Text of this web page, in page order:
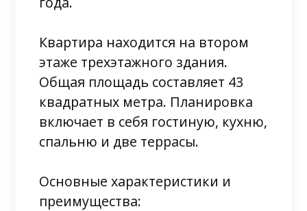
Квартира находится на втором
этаже трехэтажного здания.
Общая площадь составляет 43
квадратных метра. Планировка
включает в себя гостиную, кухню,
спальню и две террасы.
Основные характеристики и
преимущества: